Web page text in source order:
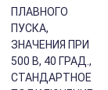
ПЛАВНОГО
ПУСКА,
ЗНАЧЕНИЯ ПРИ
500 В, 40 ГРАД.,
СТАНДАРТНОЕ